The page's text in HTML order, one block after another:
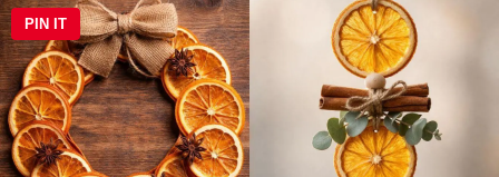
PIN IT